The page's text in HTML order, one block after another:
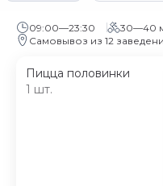
09:00—23:30
30—40
Самовывоз из 12
Пицца половинки
1 шт.